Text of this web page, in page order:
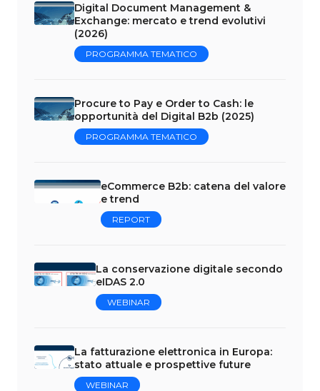
Digital Document Management &
Exchange: mercato e trend evolutivi
(2026)
PROGRAMMA TEMATICO
Procure to Pay e Order to Cash: le
opportunità del Digital B2b (2025)
PROGRAMMA TEMATICO
eCommerce B2b: catena del valore
e trend
REPORT
La conservazione digitale secondo
eIDAS 2.0
WEBINAR
La fatturazione elettronica in Europa:
stato attuale e prospettive future
WEBINAR